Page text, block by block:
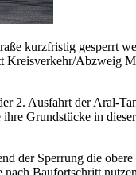
kurzfristig gesperrt
Kreisverkehr/Abzweig
2. Ausfahrt der Aral-
Grundstücke in
der Sperrung die